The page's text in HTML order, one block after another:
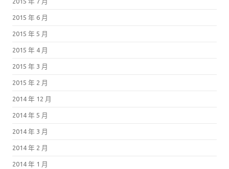
2015 年 6 月
2015 年 5 月
2015 年 4 月
2015 年 3 月
2015 年 2 月
2014 年 12 月
2014 年 5 月
2014 年 3 月
2014 年 2 月
2014 年 1 月